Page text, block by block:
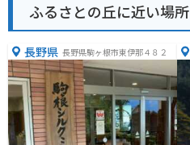
ふるさとの丘に近い場所
長野県 長野県駒ヶ根市東伊那４８２